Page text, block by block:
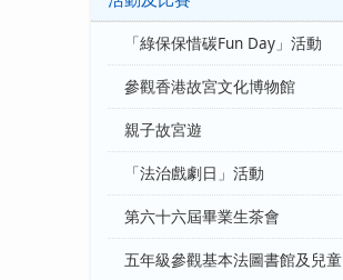
「綠保保惜碳Fun Day」活動
參觀香港故宮文化博物館
親子故宮遊
「法治戲劇日」活動
第六十六屆畢業生茶會
五年級參觀基本法圖書館及兒童